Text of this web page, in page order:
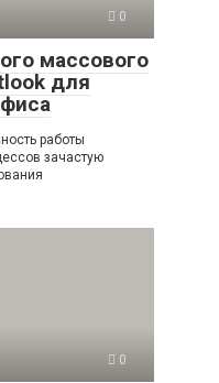
0
массового
для
работы
зачастую
0